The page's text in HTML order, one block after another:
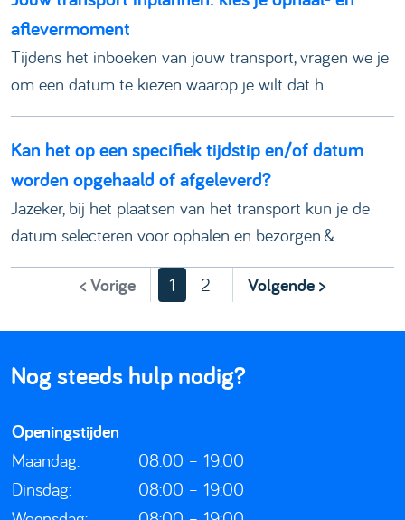
aflevermoment
Tijdens het inboeken van jouw transport, vragen we je
om een datum te kiezen waarop je wilt dat h...
Kan het op een specifiek tijdstip en/of datum
worden opgehaald of afgeleverd?
Jazeker, bij het plaatsen van het transport kun je de
datum selecteren voor ophalen en bezorgen.&...
< Vorige 1 2 Volgende >
Nog steeds hulp nodig?
Openingstijden
Maandag:
08:00 – 19:00
Dinsdag:
08:00 – 19:00